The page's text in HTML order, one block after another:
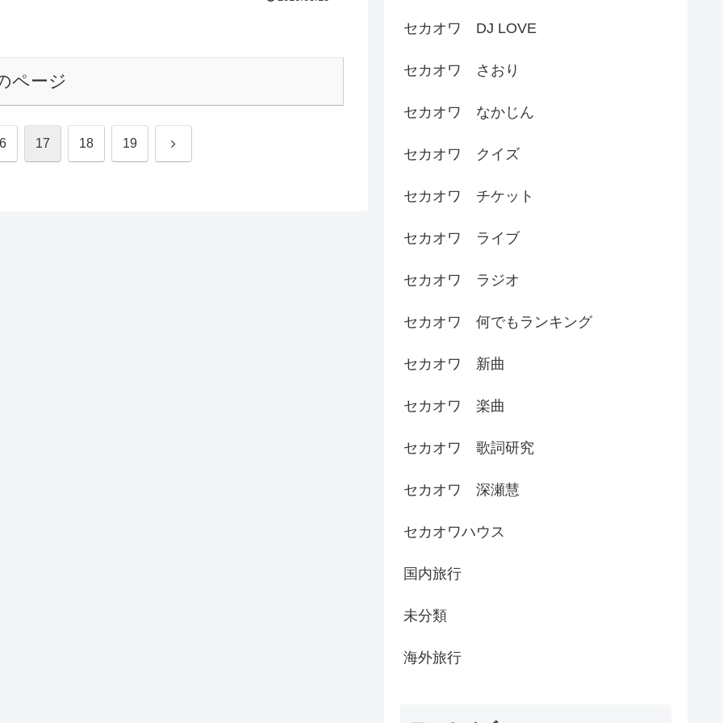
ページ
17 18 19 次
セカオワ DJ LOVE
セカオワ さおり
セカオワ なかじん
セカオワ クイズ
セカオワ チケット
セカオワ ライブ
セカオワ ラジオ
セカオワ 何でもランキング
セカオワ 新曲
セカオワ 楽曲
セカオワ 歌詞研究
セカオワ 深瀬慧
セカオワハウス
国内旅行
未分類
海外旅行